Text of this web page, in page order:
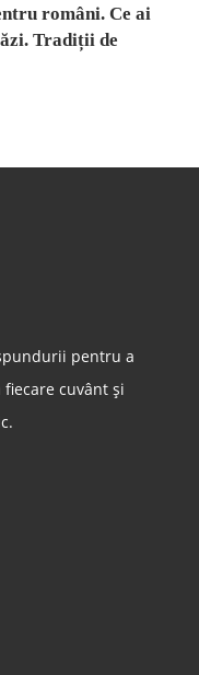
români. Ce ai
Tradiții de
pentru a
cuvânt și